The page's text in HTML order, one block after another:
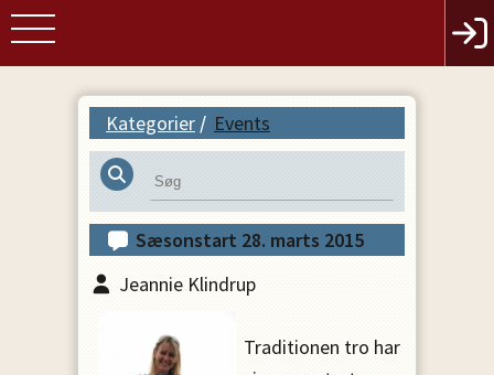
Kategorier / Events
Sæsonstart 28. marts 2015
Jeannie Klindrup
Traditionen tro har